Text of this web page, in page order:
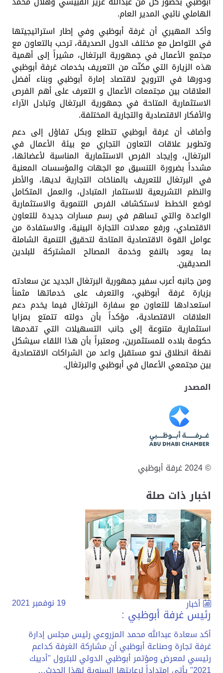
الهاملي نائبي المدير العام.
وأكد المهيري أن غرفة أبوظبي وفي إطار استراتيجيتها
في التواصل مع مختلف الدول الصديقة، ترحب بالتعاون مع
مجتمع الأعمال في جمهورية البرتغال، مشيراً إلى أهمية
هذه الزيارة التي مكنّت من التعريف بخدمات غرفة أبوظبي
ودورها في الترويج لاقتصاد إمارة أبوظبي وبناء أفضل
العلاقات بين مجتمعات الأعمال و التعرف على أهم الفرص
الاستثمارية المتاحة في جمهورية البرتغال وتبادل الآراء
والأفكار الاقتصادية والتجارية المختلفة.
وأضاف أن غرفة أبوظبي تتطلع وبكل تفاؤل إلى دعم
وتطوير علاقات التعاون التجاري مع بيئة الأعمال في
البرتغال، وإيجاد الفرص الاستثمارية المناسبة لأعضائها،
مشدداً بضرورة التنسيق مع الجهات والمؤسسات المعنية
في البرتغال للتعريف بالمناخات التجارية لديها، والأطر
والنظم التشريعية للاستثمار المتبادل، والعمل المتكامل
لوضع الخطط لاستكشاف الفرص التنموية والاستثمارية
الواعدة والتي تساهم في رسم مسارات جديدة للتعاون
الاقتصادي، ورفع معدلات التجارة البينية، والاستفادة من
عوامل القوة الاقتصادية المتاحة لتحقيق التنمية الشاملة
بما يعود بالنفع وخدمة المصالح المشتركة للبلدين
الصديقين.
ومن جانبه أعرب سفير جمهورية البرتغال الجديد عن سعادته
بزيارة غرفة أبوظبي، والتعرف على خدماتها مثمناً
استعدادها للتعاون مع سفارة البرتغال فيما يخدم دعم
العلاقات الاقتصادية، مؤكداً بأن دولته تتمتع بمزايا
استثمارية متنوعة إلى جانب التسهيلات التي تقدمها
حكومة بلاده للمستثمرين، ومعتبراً بأن هذا اللقاء سيشكل
نقطة انطلاق نحو مستقبل واعد من الشراكات الاقتصادية
بين مجتمعي الأعمال في أبوظبي والبرتغال.
المصدر
© 2024 غرفة أبوظبي
اخبار ذات صلة
أخبار 19 نوفمبر 2021
رئيس غرفة أبوظبي :
أكد سعادة عبدالله محمد المزروعي رئيس مجلس إدارة
غرفة تجارة وصناعة أبوظبي أن مشاركة الغرفة كداعم
رئيسي لمعرض ومؤتمر أبوظبي الدولي للبترول "أديبك